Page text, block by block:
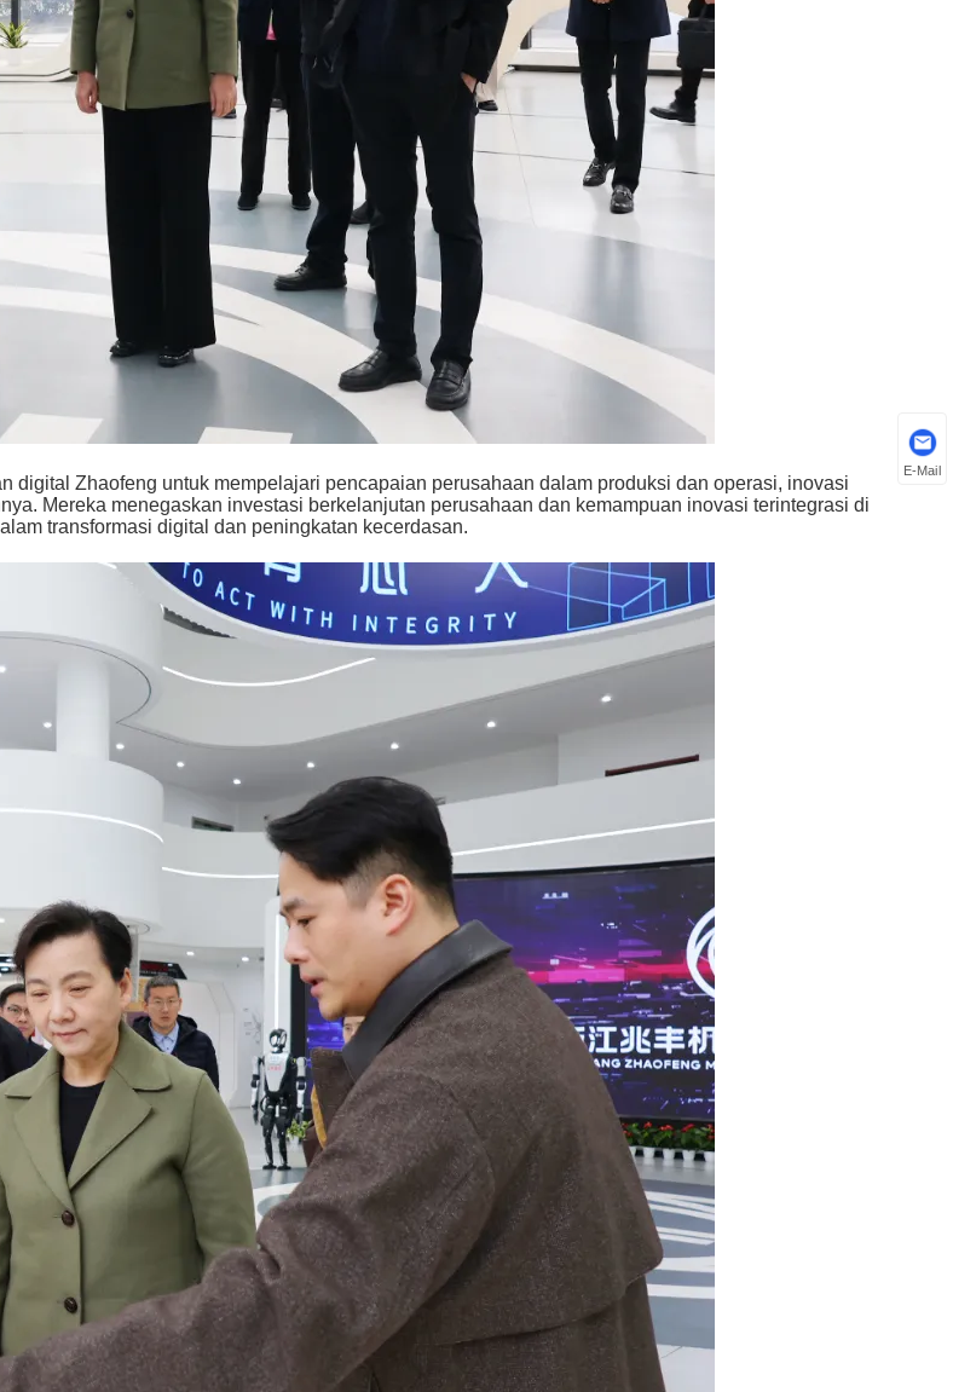
digital Zhaofeng untuk mempelajari pencapaian perusahaan dalam produksi dan operasi, inovasi
Mereka menegaskan investasi berkelanjutan perusahaan dan kemampuan inovasi terintegrasi di
transformasi digital dan peningkatan kecerdasan.
E-Mail